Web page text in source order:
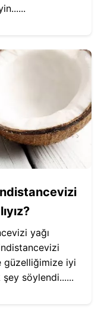
yağı
güzelliğimize iyi
söylendi......